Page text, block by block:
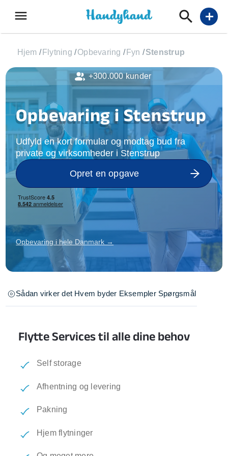
menu add
Hjem / Flytning /Opbevaring / Fyn /Stenstrup
Opbevaring i Stenstrup
Udfyld en kort formular og modtag bud fra
private og virksomheder i Stenstrup
Opret en opgave
Opbevaring i hele Danmark →
Sådan virker det Hvem byder Eksempler Spørgsmål
Flytte Services til alle dine behov
Self storage
Afhentning og levering
Pakning
Hjem flytninger
+300.000 kunder